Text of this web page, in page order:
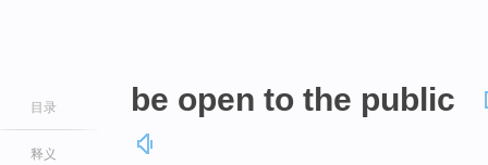
目录
释义
be open to the public